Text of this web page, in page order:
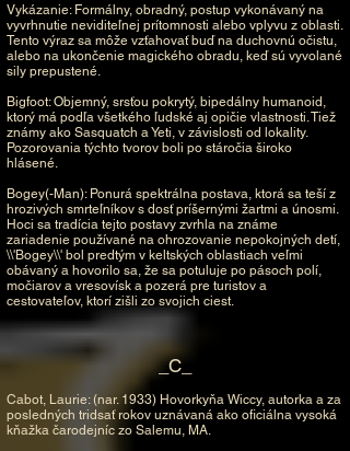
Vykázanie: Formálny, obradný, postup vykonávaný na
vyvrhnutie neviditeľnej prítomnosti alebo vplyvu z oblasti.
Tento výraz sa môže vzťahovať buď na duchovnú očistu,
alebo na ukončenie magického obradu, keď sú vyvolané
sily prepustené.
Bigfoot: Objemný, srsťou pokrytý, bipedálny humanoid,
ktorý má podľa všetkého ľudské aj opičie vlastnosti. Tiež
známy ako Sasquatch a Yeti, v závislosti od lokality.
Pozorovania týchto tvorov boli po stáročia široko
hlásené.
Bogey(-Man): Ponurá spektrálna postava, ktorá sa teší z
hrozivých smrteľníkov s dosť príšernými žartmi a únosmi.
Hoci sa tradícia tejto postavy zvrhla na známe
zariadenie používané na ohrozovanie nepokojných detí,
\\'Bogey\\' bol predtým v keltských oblastiach veľmi
obávaný a hovorilo sa, že sa potuluje po pásoch polí,
močiarov a vresovísk a pozerá pre turistov a
cestovateľov, ktorí zišli zo svojich ciest.
_C_
Cabot, Laurie: (nar. 1933) Hovorkyňa Wiccy, autorka a za
posledných tridsať rokov uznávaná ako oficiálna vysoká
kňažka čarodejníc zo Salemu, MA.